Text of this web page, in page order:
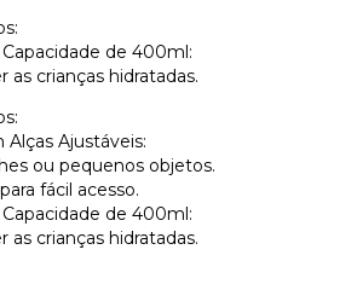
de 400ml:
as crianças hidratadas.
Ajustáveis:
ou pequenos objetos.
fácil acesso.
de 400ml:
as crianças hidratadas.